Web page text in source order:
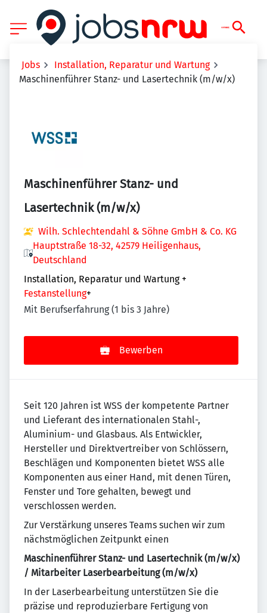
Jobs
Installation, Reparatur und Wartung
Maschinenführer Stanz- und Lasertechnik (m/w/x)
Maschinenführer Stanz- und
Lasertechnik (m/w/x)
Wilh. Schlechtendahl & Söhne GmbH & Co. KG
Hauptstraße 18-32, 42579 Heiligenhaus,
Deutschland
Installation, Reparatur und Wartung +
Festanstellung+
Mit Berufserfahrung (1 bis 3 Jahre)
Bewerben
Seit 120 Jahren ist WSS der kompetente Partner
und Lieferant des internationalen Stahl-,
Aluminium- und Glasbaus. Als Entwickler,
Hersteller und Direktvertreiber von Schlössern,
Beschlägen und Komponenten bietet WSS alle
Komponenten aus einer Hand, mit denen Türen,
Fenster und Tore gehalten, bewegt und
verschlossen werden.
Zur Verstärkung unseres Teams suchen wir zum
nächstmöglichen Zeitpunkt einen
Maschinenführer Stanz- und Lasertechnik (m/w/x)
/ Mitarbeiter Laserbearbeitung (m/w/x)
In der Laserbearbeitung unterstützen Sie die
präzise und reproduzierbare Fertigung von